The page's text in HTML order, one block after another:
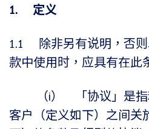
1. 定义
1.1 除非另有说明，否则
款中使用时，应具有在此
（i） 「协议」是指
客户（定义如下）之间关